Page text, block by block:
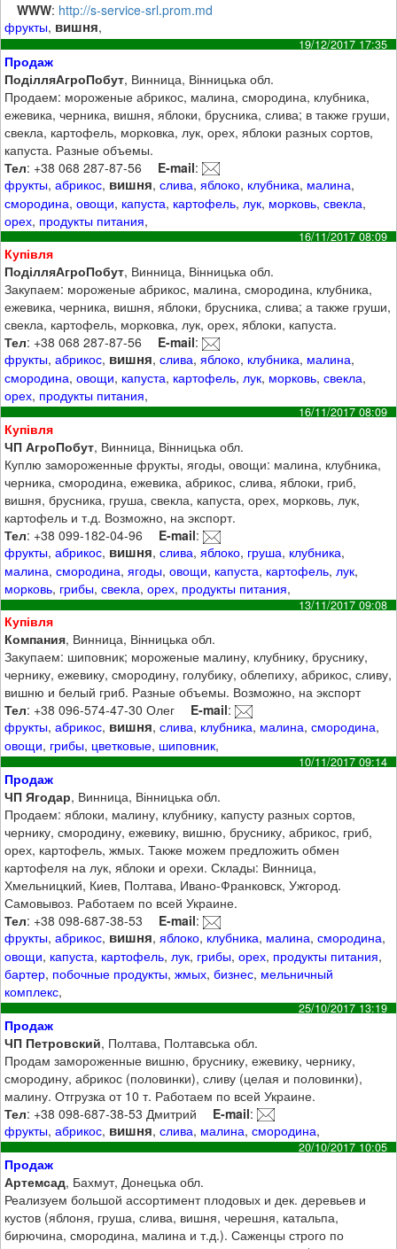
WWW: http://s-service-srl.prom.md
фрукты, вишня,
19/12/2017 17:35
Продаж
ПоділляАгроПобут, Винница, Вінницька обл.
Продаем: мороженые абрикос, малина, смородина, клубника,
ежевика, черника, вишня, яблоки, брусника, слива; в также груши,
свекла, картофель, морковка, лук, орех, яблоки разных сортов,
капуста. Разные объемы.
Тел: +38 068 287-87-56 E-mail:
фрукты,абрикос, вишня,слива,яблоко, клубника, малина,
смородина,овощи, капуста, картофель, лук, морковь,свекла,
орех, продукты питания,
16/11/2017 08:09
Купівля
ПоділляАгроПобут, Винница, Вінницька обл.
Закупаем: мороженые абрикос, малина, смородина, клубника,
ежевика, черника, вишня, яблоки, брусника, слива; а также груши,
свекла, картофель, морковка, лук, орех, яблоки, капуста.
Тел: +38 068 287-87-56 E-mail:
фрукты,абрикос, вишня,слива,яблоко, клубника, малина,
смородина,овощи, капуста, картофель,лук, морковь,свекла,
орех, продукты питания,
16/11/2017 08:09
Купівля
ЧП АгроПобут, Винница, Вінницька обл.
Куплю замороженные фрукты, ягоды, овощи: малина, клубника,
черника, смородина, ежевика, абрикос, слива, яблоки, гриб,
вишня, брусника, груша, свекла, капуста, орех, морковь, лук,
картофель и т.д. Возможно, на экспорт.
Тел: +38 099-182-04-96 E-mail:
фрукты,абрикос, вишня,слива,яблоко, груша, клубника,
малина,смородина,ягоды,овощи, капуста, картофель, лук,
морковь, грибы,свекла,орех, продукты питания,
13/11/2017 09:08
Купівля
Компания, Винница, Вінницька обл.
Закупаем: шиповник; мороженые малину, клубнику, бруснику,
чернику, ежевику, смородину, голубику, облепиху, абрикос, сливу,
вишню и белый гриб. Разные объемы. Возможно, на экспорт
Тел: +38 096-574-47-30 Олег E-mail:
фрукты,абрикос, вишня,слива, клубника, малина,смородина,
овощи, грибы, цветковые, шиповник,
10/11/2017 09:14
Продаж
ЧП Ягодар, Винница, Вінницька обл.
Продаем: яблоки, малину, клубнику, капусту разных сортов,
чернику, смородину, ежевику, вишню, бруснику, абрикос, гриб,
орех, картофель, жмых. Также можем предложить обмен
картофеля на лук, яблоки и орехи. Склады: Винница,
Хмельницкий, Киев, Полтава, Ивано-Франковск, Ужгород.
Самовывоз. Работаем по всей Украине.
Тел: +38 098-687-38-53 E-mail:
фрукты,абрикос, вишня,яблоко, клубника, малина,смородина,
овощи, капуста, картофель,лук, грибы,орех, продукты питания,
бартер, побочные продукты,жмых,бизнес, мельничный
комплекс,
25/10/2017 13:19
Продаж
ЧП Петровский, Полтава, Полтавська обл.
Продам замороженные вишню, бруснику, ежевику, чернику,
смородину, абрикос (половинки), сливу (целая и половинки),
малину. Отгрузка от 10 т. Работаем по всей Украине.
Тел: +38 098-687-38-53 Дмитрий E-mail:
фрукты,абрикос, вишня,слива, малина,смородина,
20/10/2017 10:05
Продаж
Артемсад, Бахмут, Донецька обл.
Реализуем большой ассортимент плодовых и дек. деревьев и
кустов (яблоня, груша, слива, вишня, черешня, катальпа,
бирючина, смородина, малина и т.д.). Саженцы строго по